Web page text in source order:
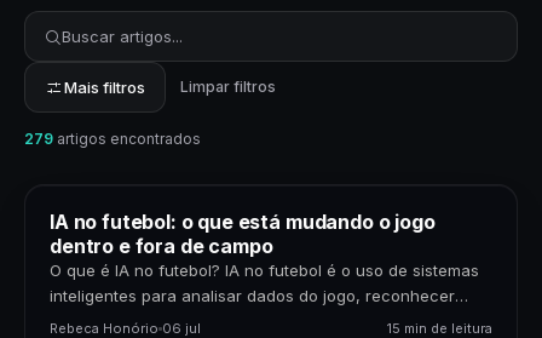
Buscar artigos
Mais filtros Limpar filtros
279 artigos encontrados
IA no futebol: o que está mudando o jogo
dentro e fora de campo
O que é IA no futebol? IA no futebol é o uso de sistemas
inteligentes para analisar dados do jogo, reconhecer
padrões, gerar previsões,…
Rebeca Honório 06 jul 15 min de leitura